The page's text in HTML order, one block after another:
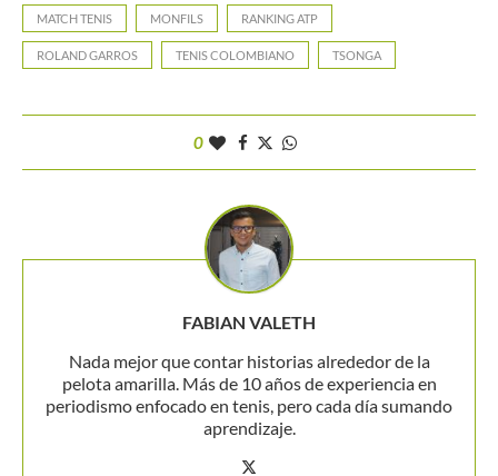
MATCH TENIS MONFILS RANKING ATP
ROLAND GARROS TENIS COLOMBIANO TSONGA
0
FABIAN VALETH
Nada mejor que contar historias alrededor de la
pelota amarilla. Más de 10 años de experiencia en
periodismo enfocado en tenis, pero cada día sumando
aprendizaje.